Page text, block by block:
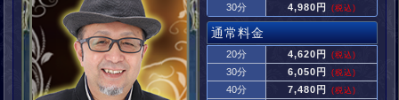
30分 4,980円 (税込)
通常料金
20分 4,620円 (税込)
30分 6,050円 (税込)
40分 7,480円 (税込)